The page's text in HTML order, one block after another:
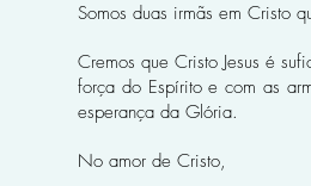
Somos duas irmãs em Cristo
Cremos que Cristo Jesus é
força do Espírito e com as
esperança da Glória.
No amor de Cristo,